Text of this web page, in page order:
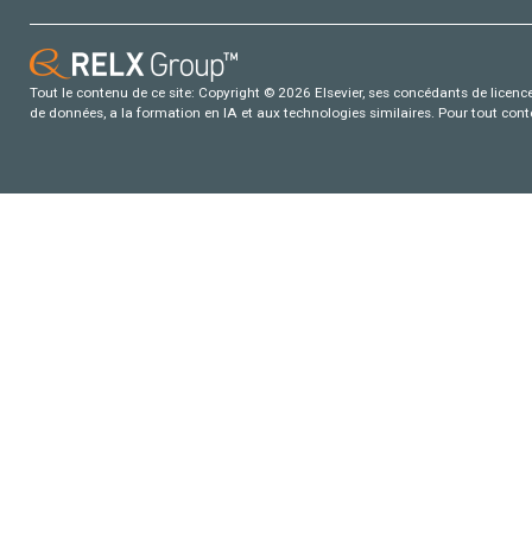
Tout le contenu de ce site: Copyright © 2026 Elsevier, ses concédants de
de données, a la formation en IA et aux technologies similaires. Pour tout